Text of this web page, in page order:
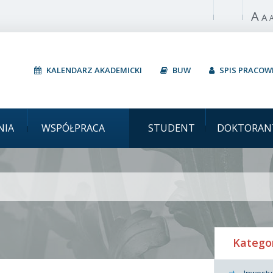
Włącz A A
KALENDARZ AKADEMICKI BUW SPIS
WSPÓŁPRACA STUDENT